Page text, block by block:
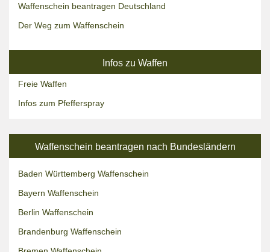
Waffenschein beantragen Deutschland
Der Weg zum Waffenschein
Infos zu Waffen
Freie Waffen
Infos zum Pfefferspray
Waffenschein beantragen nach Bundesländern
Baden Württemberg Waffenschein
Bayern Waffenschein
Berlin Waffenschein
Brandenburg Waffenschein